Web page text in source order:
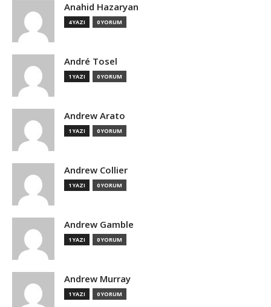
Anahid Hazaryan
4 YAZI 0 YORUM
André Tosel
1 YAZI 0 YORUM
Andrew Arato
1 YAZI 0 YORUM
Andrew Collier
1 YAZI 0 YORUM
Andrew Gamble
1 YAZI 0 YORUM
Andrew Murray
1 YAZI 0 YORUM